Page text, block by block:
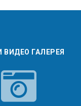
ВИДЕО ГАЛЕРЕЯ